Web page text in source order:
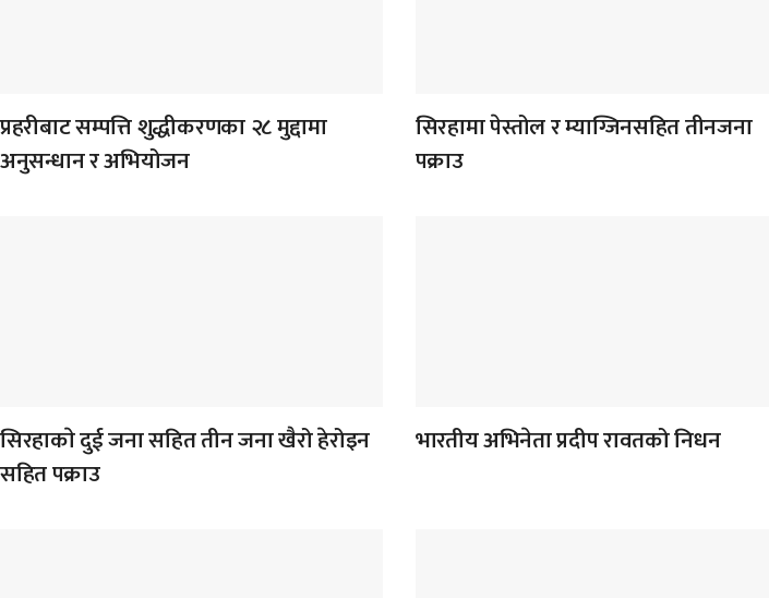
प्रहरीबाट सम्पत्ति शुद्धीकरणका २८ मुद्दामा
अनुसन्धान र अभियोजन
सिरहामा पेस्तोल र म्याग्जिनसहित तीनजना
पक्राउ
सिरहाकाे दुई जना सहित तीन जना खैरो हेरोइन
सहित पक्राउ
भारतीय अभिनेता प्रदीप रावतको निधन